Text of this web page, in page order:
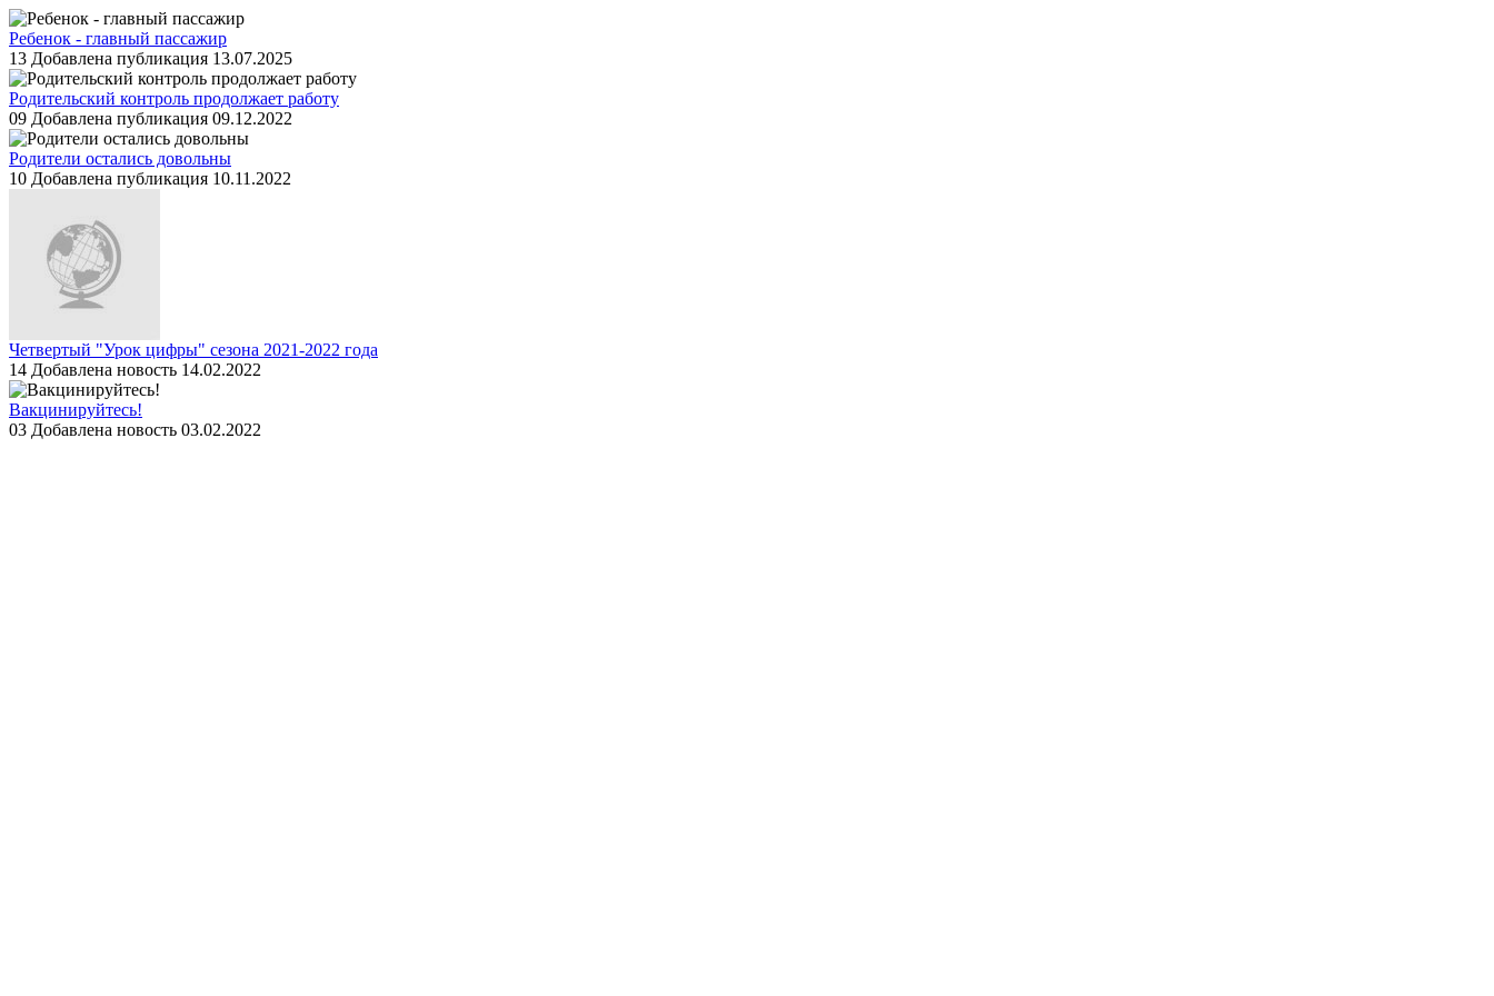
Ребенок - главный пассажир
13 Добавлена публикация 13.07.2025
Родительский контроль продолжает работу
09 Добавлена публикация 09.12.2022
Родители остались довольны
10 Добавлена публикация 10.11.2022
Четвертый "Урок цифры" сезона 2021-2022 года
14 Добавлена новость 14.02.2022
Вакцинируйтесь!
03 Добавлена новость 03.02.2022